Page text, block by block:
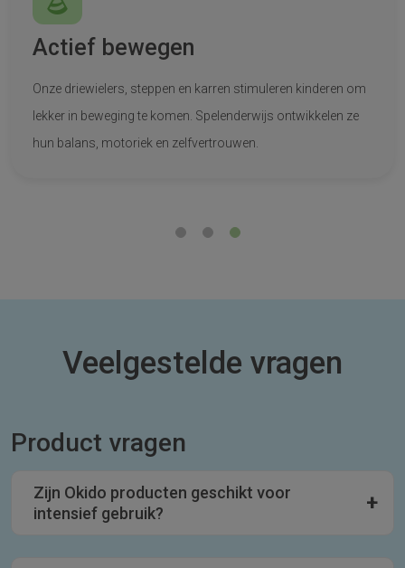
Actief bewegen
Onze driewielers, steppen en karren stimuleren kinderen om
lekker in beweging te komen. Spelenderwijs ontwikkelen ze
hun balans, motoriek en zelfvertrouwen.
Veelgestelde vragen
Product vragen
Zijn Okido producten geschikt voor
intensief gebruik?